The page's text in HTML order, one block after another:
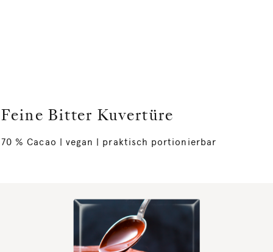
Feine Bitter Kuvertüre
70 % Cacao | vegan | praktisch portionierbar